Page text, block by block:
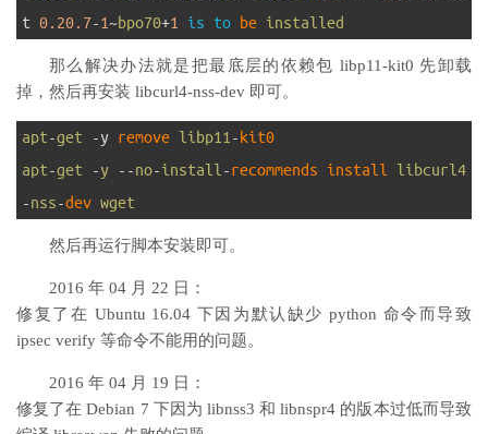
t 0.20.7-1~bpo70+1 is to be installed
那么解决办法就是把最底层的依赖包 libp11-kit0 先卸载
掉，然后再安装 libcurl4-nss-dev 即可。
apt-get -y remove libp11 - kit0
apt-get -y --no-install-recommends install libcurl4
-nss-dev wget
然后再运行脚本安装即可。
2016 年 04 月 22 日：
修复了在 Ubuntu 16.04 下因为默认缺少 python 命令而导致
ipsec verify 等命令不能用的问题。
2016 年 04 月 19 日：
修复了在 Debian 7 下因为 libnss3 和 libnspr4 的版本过低而导致